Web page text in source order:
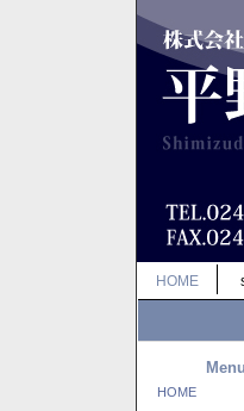
HOME
Menu
HOME